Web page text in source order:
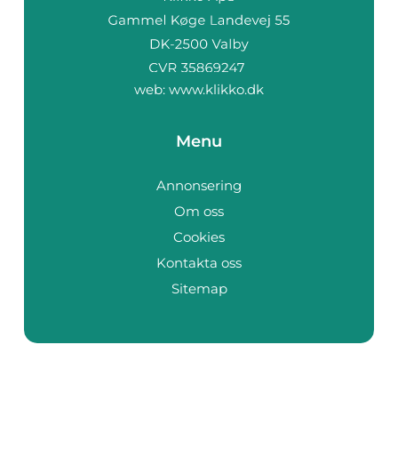
web: www.klikko.dk
Menu
Annonsering
Om oss
Cookies
Kontakta oss
Sitemap